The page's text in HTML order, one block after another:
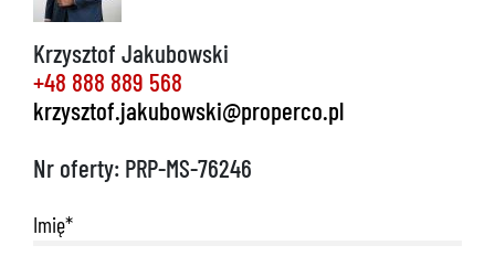
Krzysztof Jakubowski
+48 888 889 568
krzysztof.jakubowski@properco.pl
Nr oferty: PRP-MS-76246